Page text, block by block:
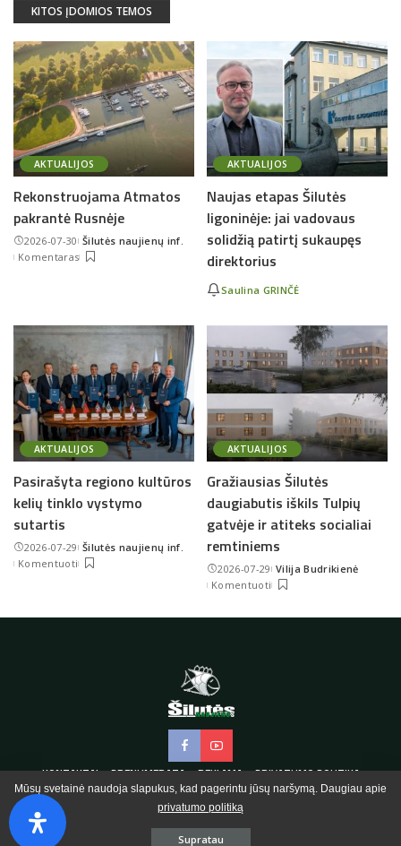
KITOS ĮDOMIOS TEMOS
AKTUALIJOS
Rekonstruojama Atmatos
pakrantė Rusnėje
2026-07-30Posted
by
Šilutės naujienų inf.
Komentaras
AKTUALIJOS
Naujas etapas Šilutės
ligoninėje: jai vadovaus
solidžią patirtį sukaupęs
direktorius
Saulina GRINČĖ
AKTUALIJOS
Pasirašyta regiono kultūros
kelių tinklo vystymo
sutartis
2026-07-29Posted
by
Šilutės naujienų inf.
Komentuoti
AKTUALIJOS
Gražiausias Šilutės
daugiabutis iškils Tulpių
gatvėje ir atiteks socialiai
remtiniems
2026-07-29Posted
by
Vilija Budrikienė
Komentuoti
KONTAKTAI PRENUMERATA REKLAMA PRIVATUMO POLITIKA
© 2020 Šilutės naujienos.
Mūsų svetainė naudoja slapukus, kad pagerintu jūsų naršymą. Daugiau apie
privatumo politiką
Supratau